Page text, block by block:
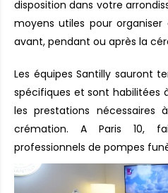
disposition dans votre
moyens utiles pour
avant, pendant ou après la
Les équipes Santilly sauront
spécifiques et sont habilitées
les prestations
crémation. A Paris 10,
professionnels de pompes